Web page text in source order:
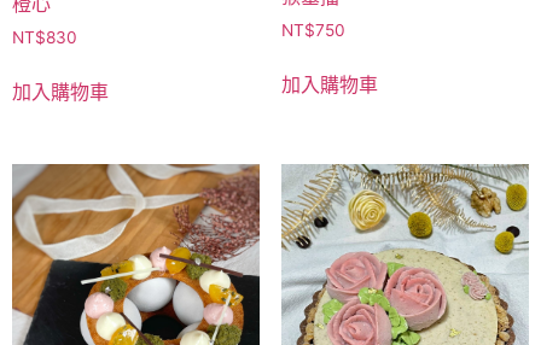
NT$830
加入購物車
NT$750
加入購物車